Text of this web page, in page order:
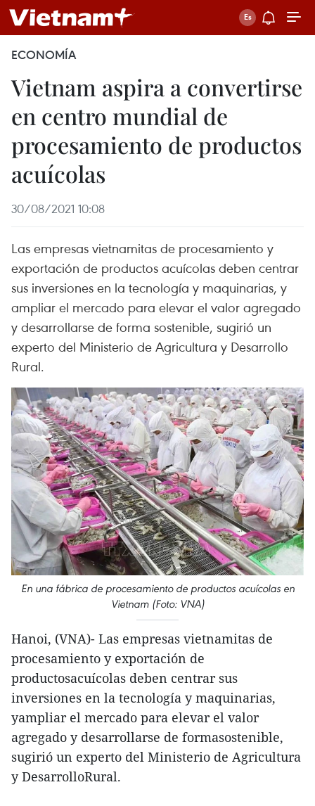
ECONOMÍA
Vietnam aspira a convertirse
en centro mundial de
procesamiento de productos
acuícolas
30/08/2021 10:08
Las empresas vietnamitas de procesamiento y
exportación de productos acuícolas deben centrar
sus inversiones en la tecnología y maquinarias, y
ampliar el mercado para elevar el valor agregado
y desarrollarse de forma sostenible, sugirió un
experto del Ministerio de Agricultura y Desarrollo
Rural.
En una fábrica de procesamiento de productos acuícolas en
Vietnam (Foto: VNA)
Hanoi, (VNA)- Las empresas vietnamitas de
procesamiento y exportación de
productosacuícolas deben centrar sus
inversiones en la tecnología y maquinarias,
yampliar el mercado para elevar el valor
agregado y desarrollarse de formasostenible,
sugirió un experto del Ministerio de Agricultura
y DesarrolloRural.